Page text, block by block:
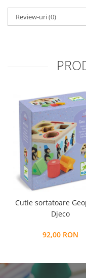
Review-uri(0)
Cutie sortatoare
Djeco
92,00 RON